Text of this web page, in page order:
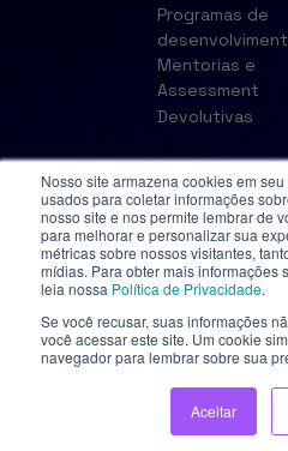
Nosso site armazena cookies em
usados para coletar informações
nosso site e nos permite lembrar de
para melhorar e personalizar sua
métricas sobre nossos visitantes,
mídias. Para obter mais informações
leia nossa Política de Privacidade.
Se você recusar, suas informações
você acessar este site. Um cookie
navegador para lembrar sobre sua
Aceitar
Programas de
Mentorias e
Assessment
Devolutivas
© 2023 Grou. Todos os